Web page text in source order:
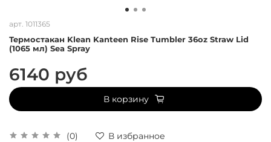
арт. 1011365
Термостакан Klean Kanteen Rise Tumbler 36oz Straw Lid
(1065 мл) Sea Spray
(0) В избранное
6140 руб
В корзину